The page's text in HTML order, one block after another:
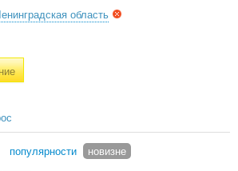
область
популярности новизне